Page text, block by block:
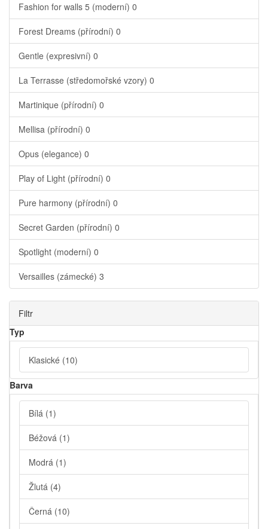
Fashion for walls 5 (moderní) 0
Forest Dreams (přírodní) 0
Gentle (expresivní) 0
La Terrasse (středomořské vzory) 0
Martinique (přírodní) 0
Mellisa (přírodní) 0
Opus (elegance) 0
Play of Light (přírodní) 0
Pure harmony (přírodní) 0
Secret Garden (přírodní) 0
Spotlight (moderní) 0
Versailles (zámecké) 3
Filtr
Typ
Klasické (10)
Barva
Bílá (1)
Béžová (1)
Modrá (1)
Žlutá (4)
Černá (10)